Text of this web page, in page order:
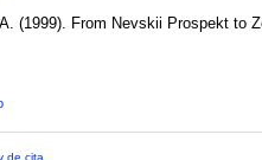
(1999). From Nevskii Prospekt to
de cita